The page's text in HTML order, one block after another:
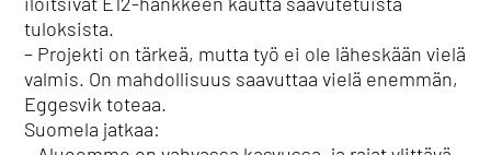
tuloksista.
– Projekti on tärkeä, mutta työ ei ole läheskään vielä
valmis. On mahdollisuus saavuttaa vielä enemmän,
Eggesvik toteaa.
Suomela jatkaa: